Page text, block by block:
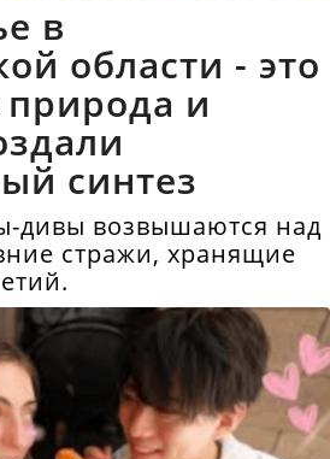
в
области - это
природа и
синтез
дивы возвышаются над
стражи, хранящие